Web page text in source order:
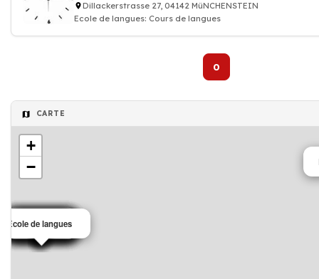
Dillackerstrasse 27, 04142 MüNCHENSTEIN
Ecole de langues: Cours de langues
0
CARTE
Ecole
Ecole
Ecole
Ecole
Ecole
Ecole
Ecole
Ecole
Ecole
Ecole de langues
+
−